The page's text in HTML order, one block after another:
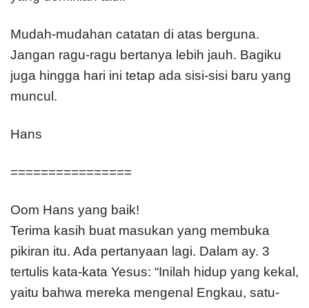
Mudah-mudahan catatan di atas berguna.
Jangan ragu-ragu bertanya lebih jauh. Bagiku
juga hingga hari ini tetap ada sisi-sisi baru yang
muncul.
Hans
================
Oom Hans yang baik!
Terima kasih buat masukan yang membuka
pikiran itu. Ada pertanyaan lagi. Dalam ay. 3
tertulis kata-kata Yesus: “Inilah hidup yang kekal,
yaitu bahwa mereka mengenal Engkau, satu-